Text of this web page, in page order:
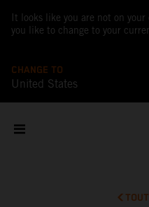
It looks like you are not on your
you like to change to your
CHANGE TO
United States